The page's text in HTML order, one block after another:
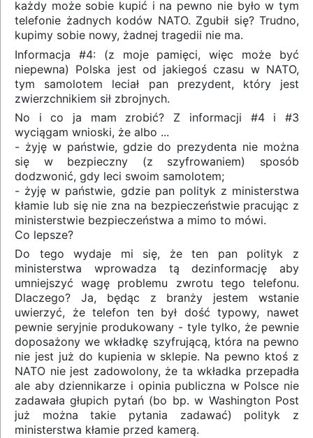
każdy może sobie kupić i na pewno nie było w tym
telefonie żadnych kodów NATO. Zgubił się? Trudno,
kupimy sobie nowy, żadnej tragedii nie ma.
Informacja #4: (z moje pamięci, więc może być
niepewna) Polska jest od jakiegoś czasu w NATO,
tym samolotem leciał pan prezydent, który jest
zwierzchnikiem sił zbrojnych.
No i co ja mam zrobić? Z informacji #4 i #3
wyciągam wnioski, że albo ...
- żyję w państwie, gdzie do prezydenta nie można
się w bezpieczny (z szyfrowaniem) sposób
dodzwonić, gdy leci swoim samolotem;
- żyję w państwie, gdzie pan polityk z ministerstwa
kłamie lub się nie zna na bezpieczeństwie pracując z
ministerstwie bezpieczeństwa a mimo to mówi.
Co lepsze?
Do tego wydaje mi się, że ten pan polityk z
ministerstwa wprowadza tą dezinformację aby
umniejszyć wagę problemu zwrotu tego telefonu.
Dlaczego? Ja, będąc z branży jestem wstanie
uwierzyć, że telefon ten był dość typowy, nawet
pewnie seryjnie produkowany - tyle tylko, że pewnie
doposażony we wkładkę szyfrującą, która na pewno
nie jest już do kupienia w sklepie. Na pewno ktoś z
NATO nie jest zadowolony, że ta wkładka przepadła
ale aby dziennikarze i opinia publiczna w Polsce nie
zadawała głupich pytań (bo bp. w Washington Post
już można takie pytania zadawać) polityk z
ministerstwa kłamie przed kamerą.